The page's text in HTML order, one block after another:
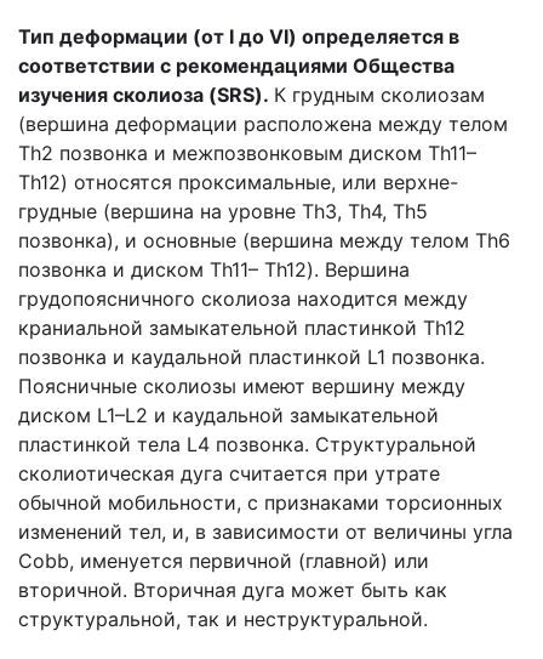
Тип деформации (от I до VI) определяется в
соответствии с рекомендациями Общества
изучения сколиоза (SRS). К грудным сколиозам
(вершина деформации расположена между телом
Th2 позвонка и межпозвонковым диском Th11–
Th12) относятся проксимальные, или верхне-
грудные (вершина на уровне Th3, Th4, Th5
позвонка), и основные (вершина между телом Th6
позвонка и диском Th11– Th12). Вершина
грудопоясничного сколиоза находится между
краниальной замыкательной пластинкой Th12
позвонка и каудальной пластинкой L1 позвонка.
Поясничные сколиозы имеют вершину между
диском L1–L2 и каудальной замыкательной
пластинкой тела L4 позвонка. Структуральной
сколиотическая дуга считается при утрате
обычной мобильности, c признаками торсионных
изменений тел, и, в зависимости от величины угла
Cobb, именуется первичной (главной) или
вторичной. Вторичная дуга может быть как
структуральной, так и неструктуральной.